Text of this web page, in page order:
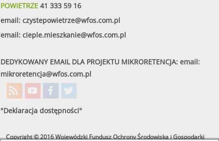
POWIETRZE41 333 59 16
email: czystepowietrze@wfos.com.pl
email: cieple.mieszkanie@wfos.com.pl
DEDYKOWANY EMAIL DLA PROJEKTU MIKRORETENCJA: email:
mikroretencja@wfos.com.pl
"Deklaracja dostępności"
Copyright © 2016 Wojewódzki Fundusz Ochrony Środowiska i Gospodarki